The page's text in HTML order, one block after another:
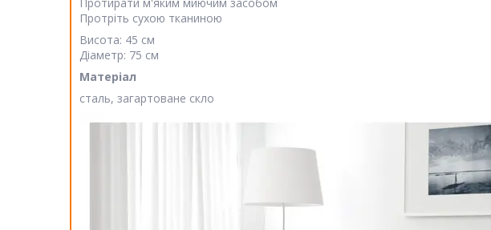
Протріть сухою тканиною
Висота: 45 см
Діаметр: 75 см
Матеріал
сталь, загартоване скло